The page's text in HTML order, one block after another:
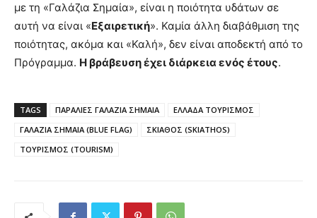
με τη «Γαλάζια Σημαία», είναι η ποιότητα υδάτων σε
αυτή να είναι «Εξαιρετική». Καμία άλλη διαβάθμιση της
ποιότητας, ακόμα και «Καλή», δεν είναι αποδεκτή από το
Πρόγραμμα. Η βράβευση έχει διάρκεια ενός έτους.
TAGS ΠΑΡΑΛΙΕΣ ΓΑΛΑΖΙΑ ΣΗΜΑΙΑ
ΕΛΛΑΔΑ ΤΟΥΡΙΣΜΟΣ
ΓΑΛΑΖΙΑ ΣΗΜΑΙΑ (BLUE FLAG)
ΣΚΙΑΘΟΣ (SKIATHOS)
ΤΟΥΡΙΣΜΟΣ (TOURISM)